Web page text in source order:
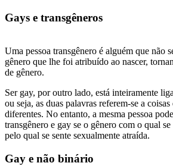
Gays e transgêneros
Uma pessoa transgênero é alguém que não
gênero que lhe foi atribuído ao nascer,
de gênero.
Ser gay, por outro lado, está inteiramente
ou seja, as duas palavras referem-se a
diferentes. No entanto, a mesma pessoa
transgênero e gay se o gênero com o qual
pelo qual se sente sexualmente atraída.
Gay e não binário